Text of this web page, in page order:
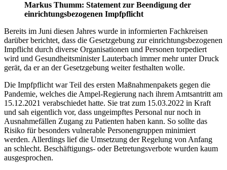
Markus Thumm: Statement zur Beendigung der
einrichtungsbezogenen Impfpflicht
Bereits im Juni diesen Jahres wurde in informierten Fachkreisen
darüber berichtet, dass die Gesetzgebung zur einrichtungsbezogenen
Impflicht durch diverse Organisationen und Personen torpediert
wird und Gesundheitsminister Lauterbach immer mehr unter Druck
gerät, da er an der Gesetzgebung weiter festhalten wolle.
Die Impfpflicht war Teil des ersten Maßnahmenpakets gegen die
Pandemie, welches die Ampel-Regierung nach ihrem Amtsantritt am
15.12.2021 verabschiedet hatte. Sie trat zum 15.03.2022 in Kraft
und sah eigentlich vor, dass ungeimpftes Personal nur noch in
Ausnahmefällen Zugang zu Patienten haben kann. So sollte das
Risiko für besonders vulnerable Personengruppen minimiert
werden. Allerdings lief die Umsetzung der Regelung von Anfang
an schlecht. Beschäftigungs- oder Betretungsverbote wurden kaum
ausgesprochen.